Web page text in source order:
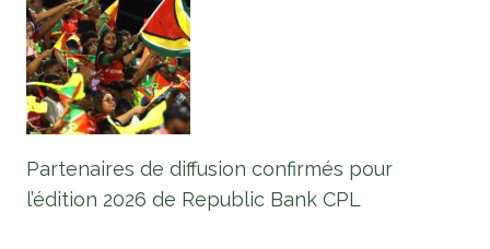
Partenaires de diffusion confirmés pour
l’édition 2026 de Republic Bank CPL